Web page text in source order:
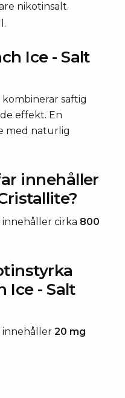
nikotinsalt.
Ice - Salt
kombinerar saftig
effekt. En
med naturlig
innehåller
innehåller cirka 800
Ice - Salt
innehåller 20 mg